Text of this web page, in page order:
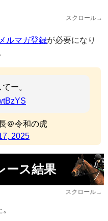
スクロール→
メルマガ登録が必要になり
ー。
＠令和の虎
2025
ース結果
スクロール→